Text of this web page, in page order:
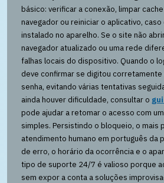
básico: verificar a conexão, limpar
navegador ou reiniciar o aplicativo,
instalado no aparelho. Se o site não
navegador atualizado ou uma rede
falhas locais do dispositivo. Quando o
deve confirmar se digitou
senha, evitando várias tentativas
ainda houver dificuldade, consultar o
pode ajudar a retomar o acesso com
simples. Persistindo o bloqueio, o mais
atendimento humano em português da
de erro, o horário da ocorrência e o
tipo de suporte 24/7 é valioso porque
sem expor a conta a soluções